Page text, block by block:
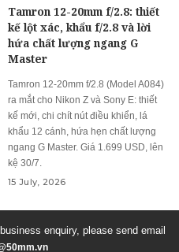
Tamron 12-20mm f/2.8: thiết
kế lột xác, khẩu f/2.8 và lời
hứa chất lượng ngang G
Master
Tamron 12-20mm f/2.8 (Model A084)
ra mắt cho Nikon Z và Sony E: thiết
kế mới, chi chít nút điều khiển, lá
khẩu 12 cánh, hứa hẹn chất lượng
ngang G Master. Giá 1.699 USD, lên
kệ 30/7.
15 July, 2026
enquiry, please send email